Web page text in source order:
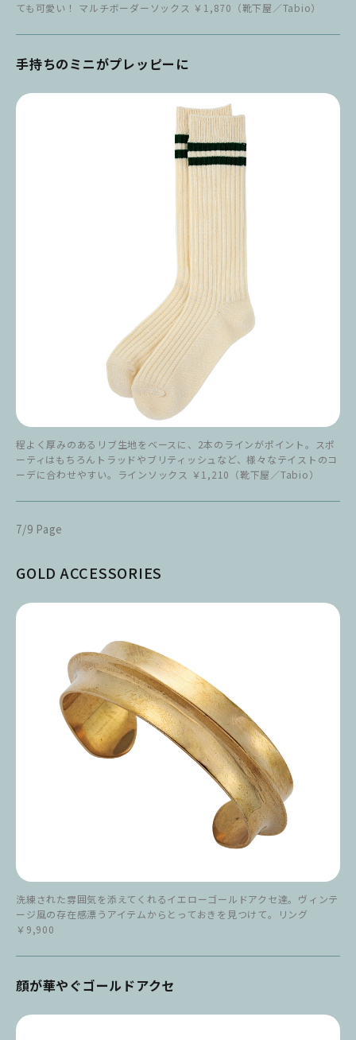
ても可愛い！ マルチボーダーソックス ￥1,870（靴下屋／Tabio）
手持ちのミニがプレッピーに
程よく厚みのあるリブ生地をベースに、2本のラインがポイント。スポ
ーティはもちろんトラッドやブリティッシュなど、様々なテイストのコ
ーデに合わせやすい。ラインソックス ￥1,210（靴下屋／Tabio）
7/9 Page
GOLD ACCESSORIES
洗練された雰囲気を添えてくれるイエローゴールドアクセ達。ヴィンテ
ージ風の存在感漂うアイテムからとっておきを見つけて。リング
￥9,900
顔が華やぐゴールドアクセ